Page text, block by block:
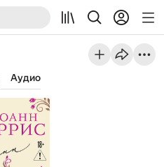
Аудио